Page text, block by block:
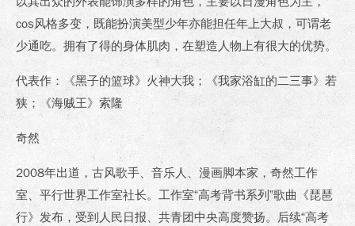
cos风格多变，既能扮演美型少年亦能担任年上大叔，可谓老
少通吃。拥有了得的身体肌肉，在塑造人物上有很大的优势。
代表作：《黑子的篮球》火神大我；《我家浴缸的二三事》若
狭；《海贼王》索隆
奇然
2008年出道，古风歌手、音乐人、漫画脚本家，奇然工作
室、平行世界工作室社长。工作室“高考背书系列”歌曲《琵琶
行》发布，受到人民日报、共青团中央高度赞扬。后续“高考